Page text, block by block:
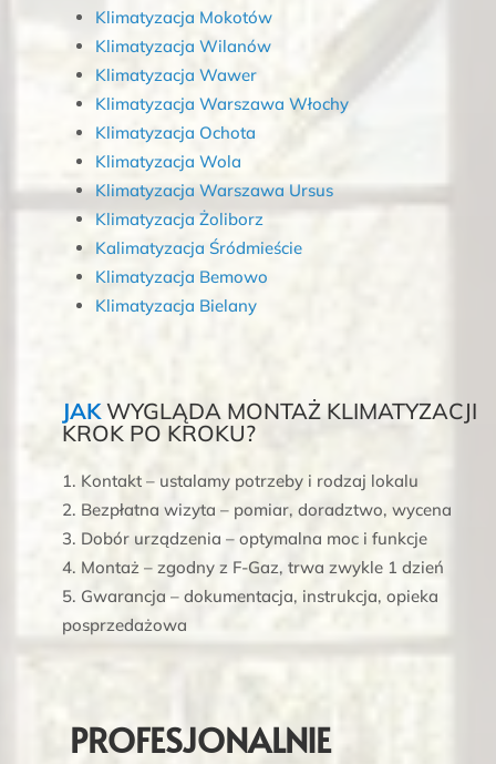
Klimatyzacja Mokotów
Klimatyzacja Wilanów
Klimatyzacja Wawer
Klimatyzacja Warszawa Włochy
Klimatyzacja Ochota
Klimatyzacja Wola
Klimatyzacja Warszawa Ursus
Klimatyzacja Żoliborz
Kalimatyzacja Śródmieście
Klimatyzacja Bemowo
Klimatyzacja Bielany
JAK WYGLĄDA MONTAŻ KLIMATYZACJI
KROK PO KROKU?
Kontakt – ustalamy potrzeby i rodzaj lokalu
Bezpłatna wizyta – pomiar, doradztwo, wycena
Dobór urządzenia – optymalna moc i funkcje
Montaż – zgodny z F-Gaz, trwa zwykle 1 dzień
Gwarancja – dokumentacja, instrukcja, opieka
posprzedażowa
PROFESJONALNIE